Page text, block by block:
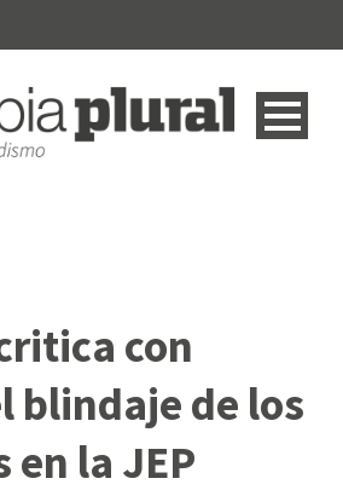
con
blindaje de los
la JEP